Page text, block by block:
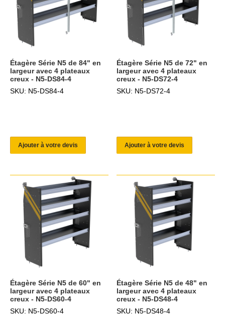
Étagère Série N5 de 84" en
largeur avec 4 plateaux
creux - N5-DS84-4
SKU: N5-DS84-4
Ajouter à votre devis
Étagère Série N5 de 72" en
largeur avec 4 plateaux
creux - N5-DS72-4
SKU: N5-DS72-4
Ajouter à votre devis
Étagère Série N5 de 60" en
largeur avec 4 plateaux
creux - N5-DS60-4
SKU: N5-DS60-4
Étagère Série N5 de 48" en
largeur avec 4 plateaux
creux - N5-DS48-4
SKU: N5-DS48-4